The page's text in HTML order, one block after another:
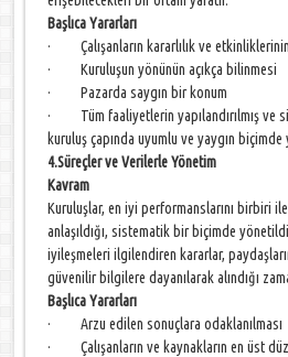
Başlıca Yararları
· Çalışanların kararlılık ve etkinliklerinin
· Kuruluşun yönünün açıkça bilinmesi
· Pazarda saygın bir konum
· Tüm faaliyetlerin yapılandırılmış ve
kuruluş çapında uyumlu ve yaygın
4.Süreçler ve Verilerle Yönetim
Kavram
Kuruluşlar, en iyi performanslarını birbiri
anlaşıldığı, sistematik bir biçimde
iyileşmeleri ilgilendiren kararlar,
güvenilir bilgilere dayanılarak alındığı
Başlıca Yararları
· Arzu edilen sonuçlara odaklanılması
· Çalışanların ve kaynakların en üst